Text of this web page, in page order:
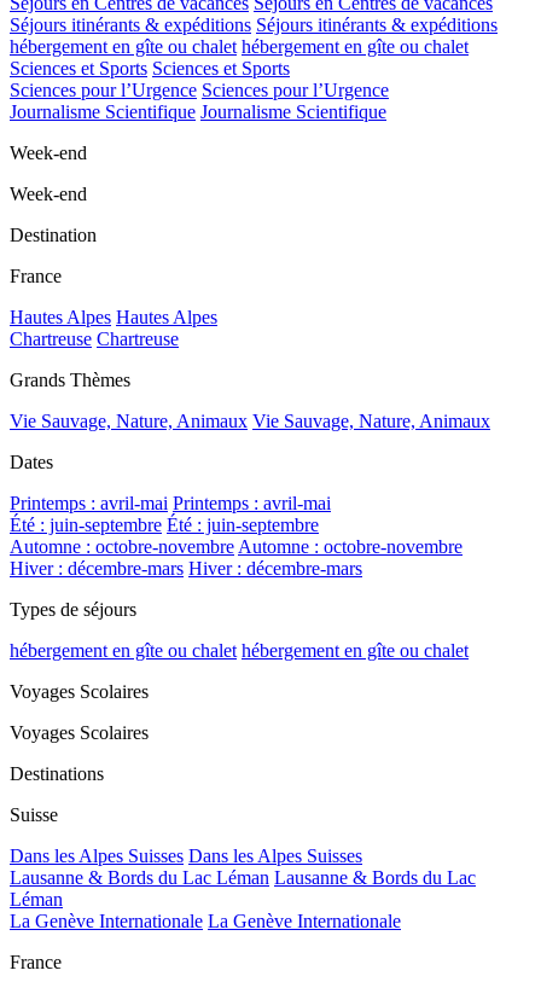
Séjours itinérants & expéditions Séjours itinérants & expéditions
hébergement en gîte ou chalet hébergement en gîte ou chalet
Sciences et Sports Sciences et Sports
Sciences pour l’Urgence Sciences pour l’Urgence
Journalisme Scientifique Journalisme Scientifique
Week-end
Week-end
Destination
France
Hautes Alpes Hautes Alpes
Chartreuse Chartreuse
Grands Thèmes
Vie Sauvage, Nature, Animaux Vie Sauvage, Nature, Animaux
Dates
Printemps : avril-mai Printemps : avril-mai
Été : juin-septembre Été : juin-septembre
Automne : octobre-novembre Automne : octobre-novembre
Hiver : décembre-mars Hiver : décembre-mars
Types de séjours
hébergement en gîte ou chalet hébergement en gîte ou chalet
Voyages Scolaires
Voyages Scolaires
Destinations
Suisse
Dans les Alpes Suisses Dans les Alpes Suisses
Lausanne & Bords du Lac Léman Lausanne & Bords du Lac
Léman
La Genève Internationale La Genève Internationale
France